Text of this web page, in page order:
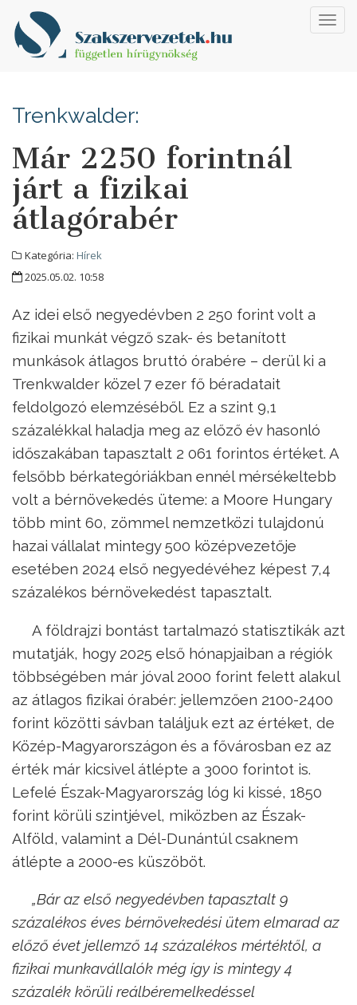
Trenkwalder:
Már 2250 forintnál
járt a fizikai
átlagórabér
Kategória: Hírek
2025.05.02. 10:58
Az idei első negyedévben 2 250 forint volt a
fizikai munkát végző szak- és betanított
munkások átlagos bruttó órabére – derül ki a
Trenkwalder közel 7 ezer fő béradatait
feldolgozó elemzéséből. Ez a szint 9,1
százalékkal haladja meg az előző év hasonló
időszakában tapasztalt 2 061 forintos értéket. A
felsőbb bérkategóriákban ennél mérsékeltebb
volt a bérnövekedés üteme: a Moore Hungary
több mint 60, zömmel nemzetközi tulajdonú
hazai vállalat mintegy 500 középvezetője
esetében 2024 első negyedévéhez képest 7,4
százalékos bérnövekedést tapasztalt.
A földrajzi bontást tartalmazó statisztikák azt
mutatják, hogy 2025 első hónapjaiban a régiók
többségében már jóval 2000 forint felett alakul
az átlagos fizikai órabér: jellemzően 2100-2400
forint közötti sávban találjuk ezt az értéket, de
Közép-Magyarországon és a fővárosban ez az
érték már kicsivel átlépte a 3000 forintot is.
Lefelé Észak-Magyarország lóg ki kissé, 1850
forint körüli szintjével, miközben az Észak-
Alföld, valamint a Dél-Dunántúl csaknem
átlépte a 2000-es küszöböt.
„Bár az első negyedévben tapasztalt 9
százalékos éves bérnövekedési ütem elmarad az
előző évet jellemző 14 százalékos mértéktől, a
fizikai munkavállalók még így is mintegy 4
százalék körüli reálbéremelkedéssel